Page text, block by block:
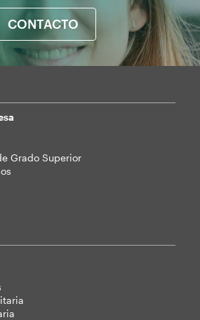
CONTACTO
Grado Superior